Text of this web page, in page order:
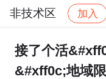
非技术区 加入
社区 非技术区
接了个活
&#xff0c;地域